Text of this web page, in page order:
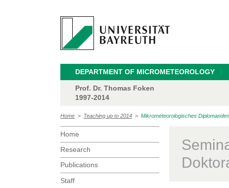
DEPARTMENT OF MICROMETEOROLOGY
Prof. Dr. Thomas Foken
1997-2014
Home > Teaching up to 2014 > Mikrometeorologisches
Home
Research
Publications
Staff